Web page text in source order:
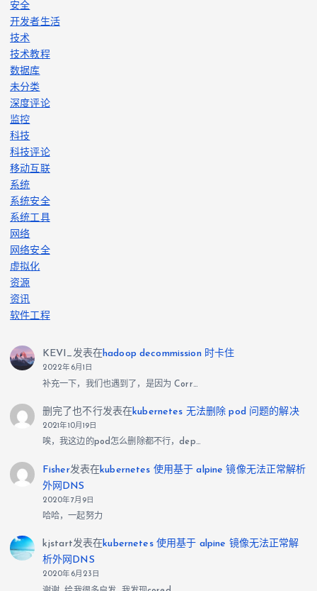
安全
开发者生活
技术
技术教程
数据库
未分类
深度评论
监控
科技
科技评论
移动互联
系统
系统安全
系统工具
网络
网络安全
虚拟化
资源
资讯
软件工程
KEVI_发表在hadoop decommission 时卡住
2022年6月1日
补充一下，我们也遇到了，是因为 Corr…
删完了也不行发表在 kubernetes 无法删除 pod 问题的解决
2021年10月19日
唉，我这边的pod怎么删除都不行，dep…
Fisher发表在kubernetes 使用基于 alpine 镜像无法正常解析
外网DNS
2020年7月9日
哈哈，一起努力
kjstart发表在kubernetes 使用基于 alpine 镜像无法正常解
析外网DNS
2020年6月23日